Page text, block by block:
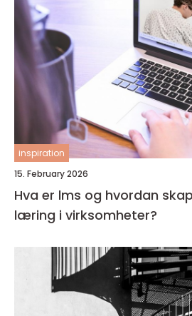
inspiration
15. February 2026
Hva er lms og hvordan
læring i virksomheter?